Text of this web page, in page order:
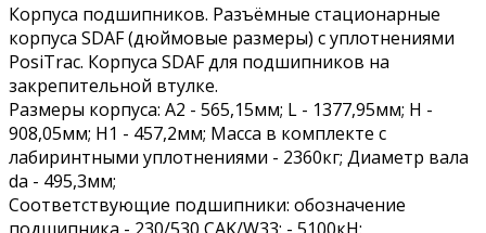
Корпуса подшипников. Разъёмные стационарные
корпуса SDAF (дюймовые размеры) с уплотнениями
PosiTrac. Корпуса SDAF для подшипников на
закрепительной втулке.
Размеры корпуса: A2 - 565,15мм; L - 1377,95мм; H -
908,05мм; H1 - 457,2мм; Масса в комплекте с
лабиринтными уплотнениями - 2360кг; Диаметр вала
da - 495,3мм;
Соответствующие подшипники: обозначение
подшипника - 230/530 CAK/W33; - 5100кН;